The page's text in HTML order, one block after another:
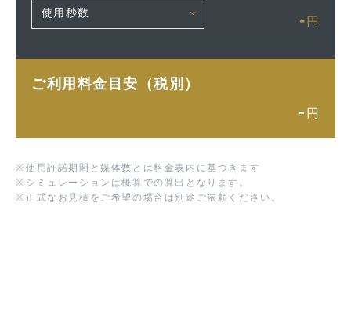
- 円
ご利用料金目安（税別）
- 円
※ 使用許諾期間と媒体数とは料金表内に基づきます
※ シミュレーションは概算での算出となります。
※ 正式なお見積をご希望の場合は別途ご依頼ください。